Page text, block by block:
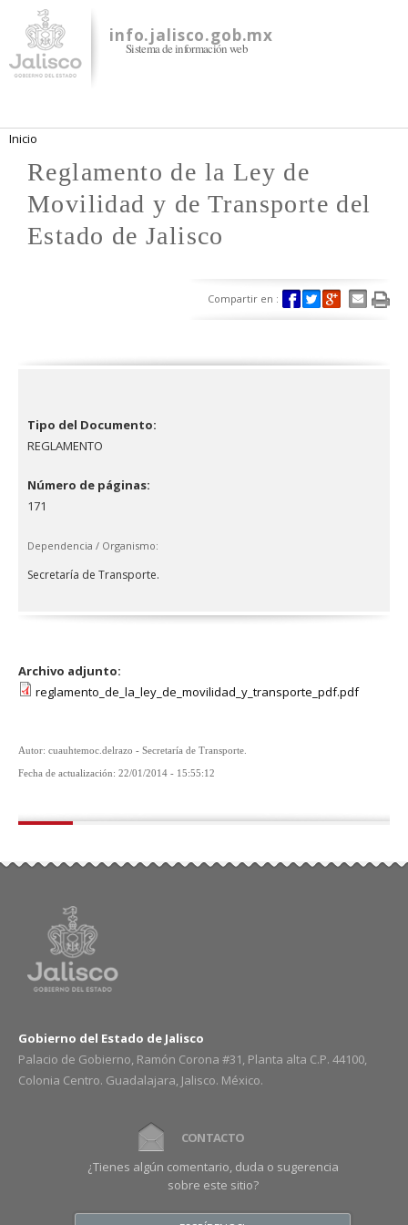
contenido
principal
info.jalisco.gob.mx
Sistema de información web
Se encuentra usted aquí
Inicio
Reglamento de la Ley de
Movilidad y de Transporte del
Estado de Jalisco
Compartir en :
Tipo del Documento:
REGLAMENTO
Número de páginas:
171
Dependencia / Organismo:
Secretaría de Transporte.
Archivo adjunto:
reglamento_de_la_ley_de_movilidad_y_transporte_pdf.pdf
Autor: cuauhtemoc.delrazo - Secretaría de Transporte.
Fecha de actualización: 22/01/2014 - 15:55:12
Gobierno del Estado de Jalisco
Palacio de Gobierno, Ramón Corona #31, Planta alta C.P. 44100,
Colonia Centro. Guadalajara, Jalisco. México.
CONTACTO
¿Tienes algún comentario, duda o sugerencia
sobre este sitio?